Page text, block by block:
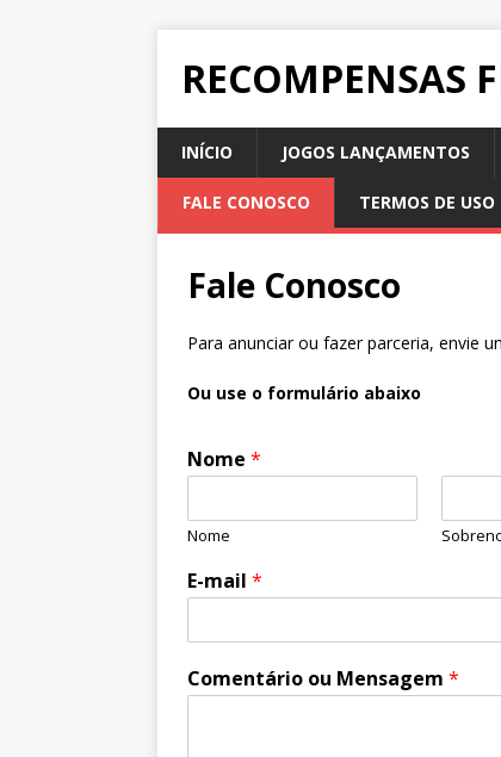
RECOMPENSAS
INÍCIO JOGOS LANÇAMENTOS
FALE CONOSCO TERMOS DE USO
Fale Conosco
Para anunciar ou fazer parceria, envie
Ou use o formulário abaixo
Nome *
Nome
E-mail *
Comentário ou Mensagem *